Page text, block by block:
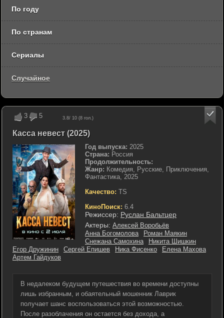
3 5 3.8/ 10 (8 гол.)
Касса невест (2025)
Год выпуска: 2025
Страна: Россия
Продолжительность:
Жанр: Комедия, Русские, Приключения,
Фантастика, 2025
Качество: TS
КиноПоиск: 6.4
Режиссер: Руслан Бальтцер
Актеры: Алексей Воробьёв
Анна Богомолова
Роман Маякин
Снежана Самохина
Никита Шишкин
Егор Дружинин
Сергей Епишев Ника Фисенко
Елена Махова
Артем Гайдуков
В недалеком будущем путешествия во времени доступны
лишь избранным, и обаятельный мошенник Лаврик
получает шанс воспользоваться этой возможностью.
После разоблачения он остается без дохода, а
По году
По странам
Сериалы
Случайное